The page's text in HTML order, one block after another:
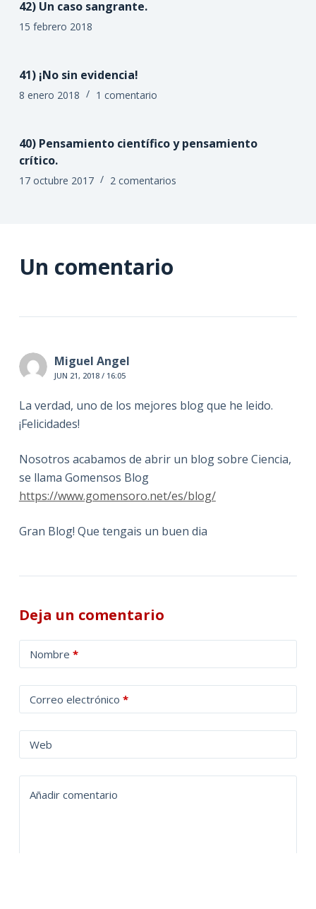
42) Un caso sangrante.
15 febrero 2018
41) ¡No sin evidencia!
8 enero 2018 1 comentario
40) Pensamiento científico y pensamiento
crítico.
17 octubre 2017 2 comentarios
Un comentario
Miguel Angel
JUN 21, 2018 / 16:05
La verdad, uno de los mejores blog que he leido.
¡Felicidades!
Nosotros acabamos de abrir un blog sobre Ciencia,
se llama Gomensos Blog
https://www.gomensoro.net/es/blog/
Gran Blog! Que tengais un buen dia
Deja un comentario
Nombre *
Correo electrónico *
Web
Añadir comentario
l
t
a
t
: